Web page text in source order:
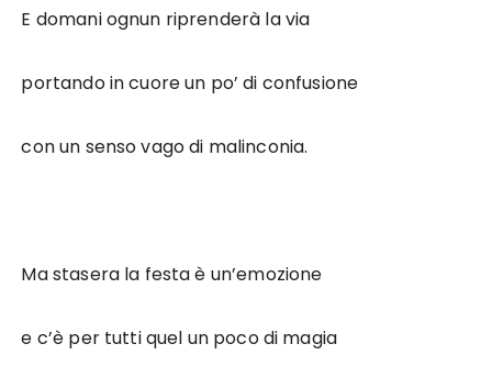
E domani ognun riprenderà la via
portando in cuore un po’ di confusione
con un senso vago di malinconia.
Ma stasera la festa è un’emozione
e c’è per tutti quel un poco di magia